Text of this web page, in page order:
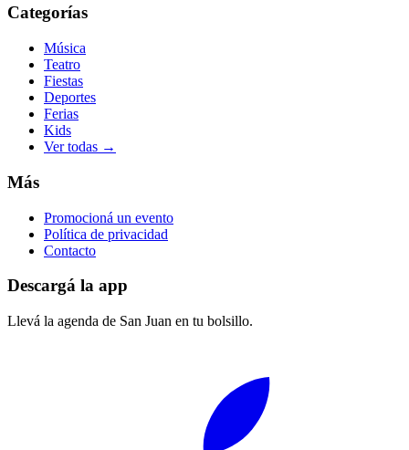
Categorías
Música
Teatro
Fiestas
Deportes
Ferias
Kids
Ver todas →
Más
Promocioná un evento
Política de privacidad
Contacto
Descargá la app
Llevá la agenda de San Juan en tu bolsillo.